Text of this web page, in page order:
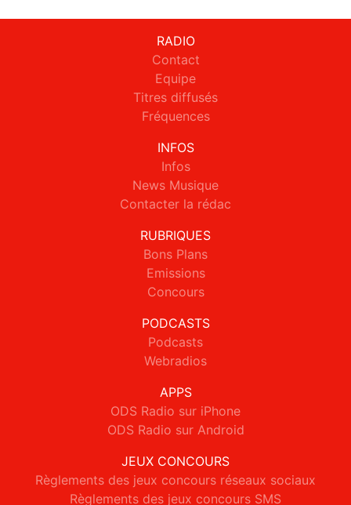
RADIO
Contact
Equipe
Titres diffusés
Fréquences
INFOS
Infos
News Musique
Contacter la rédac
RUBRIQUES
Bons Plans
Emissions
Concours
PODCASTS
Podcasts
Webradios
APPS
ODS Radio sur iPhone
ODS Radio sur Android
JEUX CONCOURS
Règlements des jeux concours réseaux sociaux
Règlements des jeux concours SMS